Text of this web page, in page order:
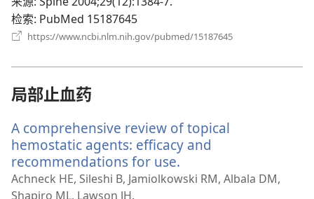
检索‎: PubMed 15187645
https://www.ncbi.nlm.nih.gov/pubmed/15187645
局部止血药
A comprehensive review of topical
hemostatic agents: efficacy and
recommendations for use.
开
Achneck HE, Sileshi B, Jamiolkowski RM, Albala DM,
Shapiro ML, Lawson JH.